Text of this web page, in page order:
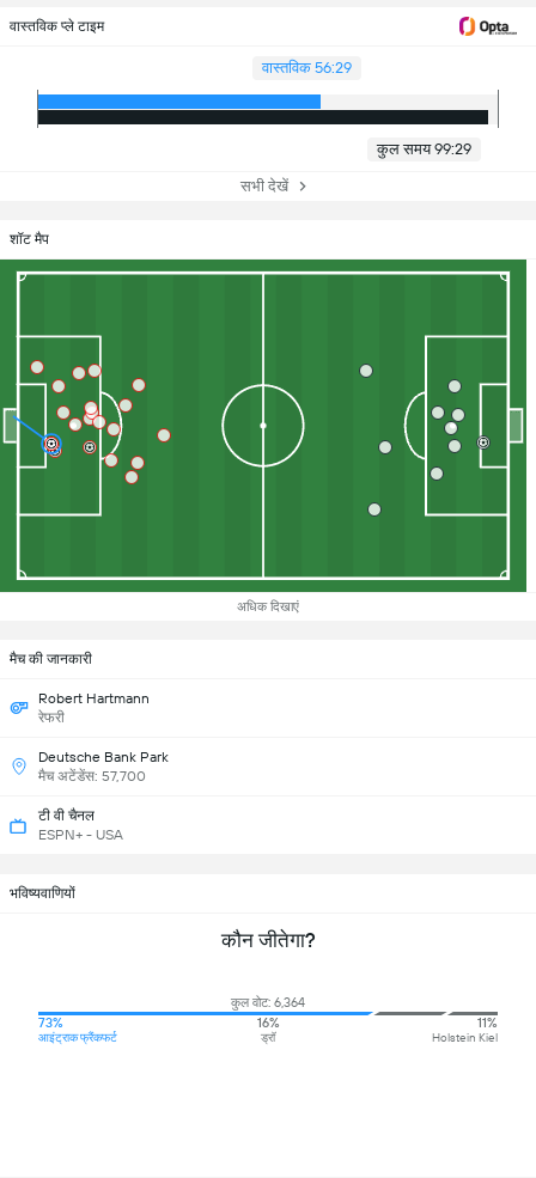
वास्तविक प्ले टाइम
वास्तविक 56:29
कुल समय 99:29
सभी देखें
शॉट मैप
अधिक दिखाएं
मैच की जानकारी
Robert Hartmann
रेफरी
Deutsche Bank Park
मैच अटेंडेंस: 57,700
टी वी चैनल
ESPN+ - USA
भविष्यवाणियों
कौन जीतेगा?
कुल वोट: 6,364
73%
आइंट्राक फ्रैंकफर्ट
16%
ड्रॉ
11%
Holstein Kiel